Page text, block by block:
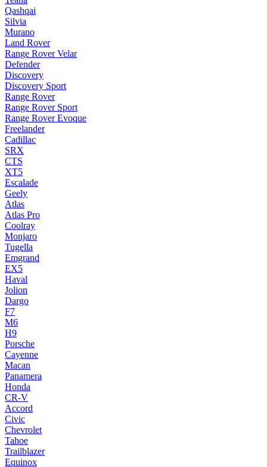
Qashqai
Silvia
Murano
Land Rover
Range Rover Velar
Defender
Discovery
Discovery Sport
Range Rover
Range Rover Sport
Range Rover Evoque
Freelander
Cadillac
SRX
CTS
XT5
Escalade
Geely
Atlas
Atlas Pro
Coolray
Monjaro
Tugella
Emgrand
EX5
Haval
Jolion
Dargo
F7
M6
H9
Porsche
Cayenne
Macan
Panamera
Honda
CR-V
Accord
Civic
Chevrolet
Tahoe
Trailblazer
Equinox